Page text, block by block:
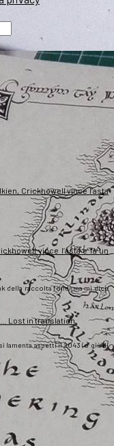
Crickhowell vince l’asta
vince l’asta e fa un
della raccolta fondi ma mi dice
Lost in translation
lamenta aspetti il 2043 (o giù di